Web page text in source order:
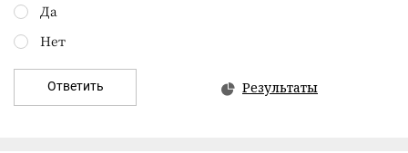
Да
Нет
Ответить Результаты